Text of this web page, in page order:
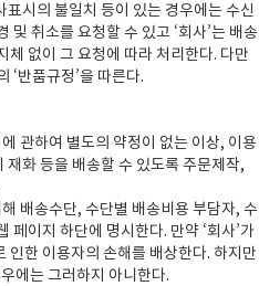
시의 불일치 등이 있는 경우에는 수신
및 취소를 요청할 수 있고 ‘회사’는 배송
체 없이 그 요청에 따라 처리한다. 다만
‘반품규정’을 따른다.
관하여 별도의 약정이 없는 이상, 이용
화 등을 배송할 수 있도록 주문제작,
배송수단, 수단별 배송비용 부담자, 수
페이지 하단에 명시한다. 만약 ‘회사’가
인한 이용자의 손해를 배상한다. 하지만
에는 그러하지 아니한다.